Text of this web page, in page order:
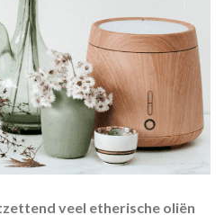
veel etherische oliën